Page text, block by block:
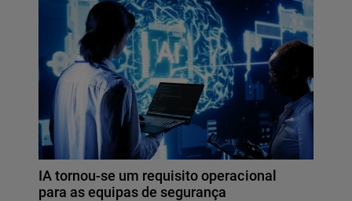
IA tornou-se um requisito operacional
para as equipas de segurança